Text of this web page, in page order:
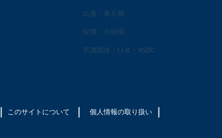
出身：東京都
役職：合宿係
所属団体：I.I.R.・KSDC
このサイトについて ​個人情報の取り扱い